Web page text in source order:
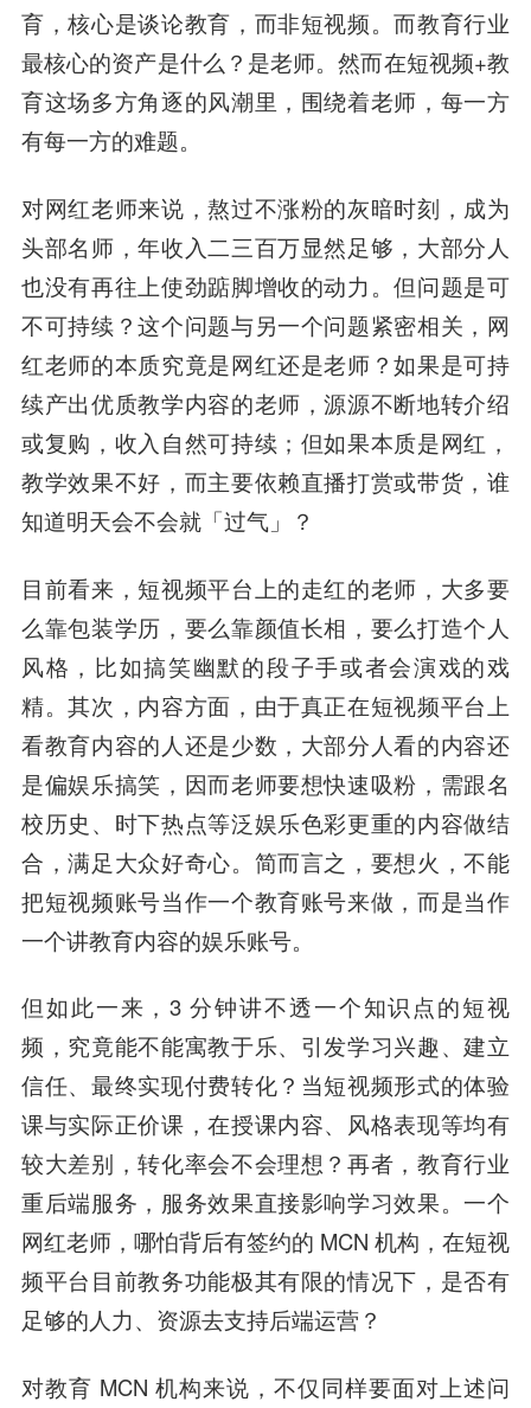
育，核心是谈论教育，而非短视频。而教育行业
最核心的资产是什么？是老师。然而在短视频+教
育这场多方角逐的风潮里，围绕着老师，每一方
有每一方的难题。
对网红老师来说，熬过不涨粉的灰暗时刻，成为
头部名师，年收入二三百万显然足够，大部分人
也没有再往上使劲踮脚增收的动力。但问题是可
不可持续？这个问题与另一个问题紧密相关， 网
红老师的本质究竟是网红还是老师？如果是可持
续产出优质教学内容的老师，源源不断地转介绍
或复购，收入自然可持续；但如果本质是网红，
教学效果不好，而主要依赖直播打赏或带货，谁
知道明天会不会就「过气」？
目前看来，短视频平台上的走红的老师，大多要
么靠包装学历，要么靠颜值长相，要么打造个人
风格，比如搞笑幽默的段子手或者会演戏的戏
精。其次，内容方面，由于真正在短视频平台上
看教育内容的人还是少数，大部分人看的内容还
是偏娱乐搞笑，因而老师要想快速吸粉，需跟名
校历史、时下热点等泛娱乐色彩更重的内容做结
合，满足大众好奇心。 简而言之，要想火，不能
把短视频账号当作一个教育账号来做，而是当作
一个讲教育内容的娱乐账号。
但如此一来，3 分钟讲不透一个知识点的短视
频，究竟能不能寓教于乐、引发学习兴趣、建立
信任、最终实现付费转化？当短视频形式的体验
课与实际正价课，在授课内容、风格表现等均有
较大差别，转化率会不会理想？再者，教育行业
重后端服务，服务效果直接影响学习效果。一个
网红老师，哪怕背后有签约的 MCN 机构，在短视
频平台目前教务功能极其有限的情况下，是否有
足够的人力、资源去支持后端运营？
对教育 MCN 机构来说，不仅同样要面对上述问